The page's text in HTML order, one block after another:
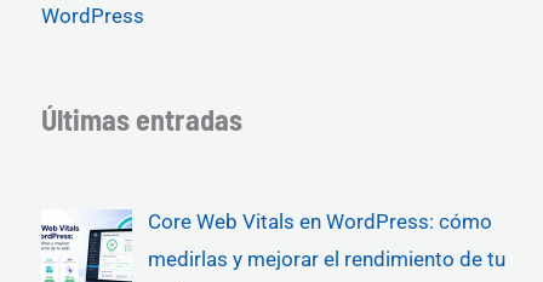
WordPress
Últimas entradas
Core Web Vitals en WordPress: cómo
medirlas y mejorar el rendimiento de tu